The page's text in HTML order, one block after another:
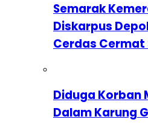
Semarak
Diskarpus
Cerdas Cermat
Diduga Korban
Dalam Karung